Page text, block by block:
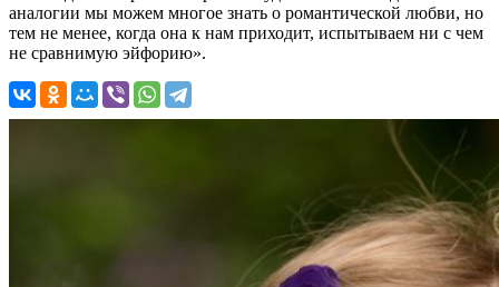
аналогии мы можем многое знать о романтической любви, но
тем не менее, когда она к нам приходит, испытываем ни с чем
не сравнимую эйфорию».